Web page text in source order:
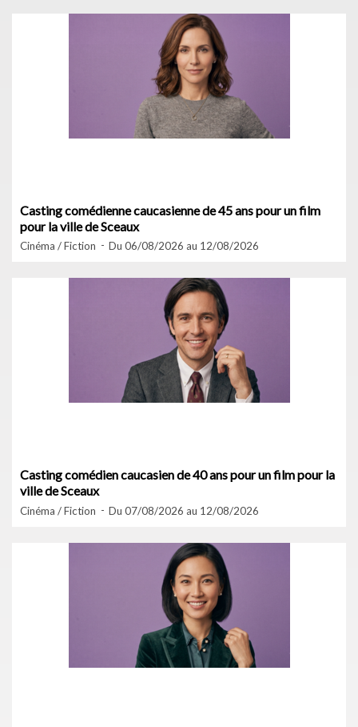
Casting comédienne caucasienne de 45 ans pour un film
pour la ville de Sceaux
Cinéma / Fiction Du 06/08/2026 au 12/08/2026
Casting comédien caucasien de 40 ans pour un film pour la
ville de Sceaux
Cinéma / Fiction Du 07/08/2026 au 12/08/2026